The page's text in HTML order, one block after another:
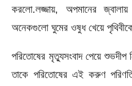
করলো.লজ্জায়, অপমানের
অনেকগুলো ঘুমের ওষুধ খেয়ে পৃথিবীকে
পরিতোষের মৃত্যুসংবাদ পেয়ে
তাকে পরিতোষের এই করুণ